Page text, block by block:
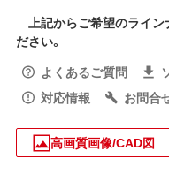
上記からご希望のライン
ださい。
よくあるご質問
対応情報
お問合
高画質画像/CAD図